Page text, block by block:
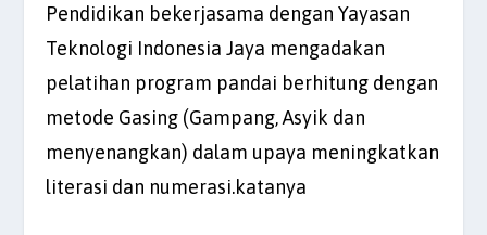
Pendidikan bekerjasama dengan Yayasan
Teknologi Indonesia Jaya mengadakan
pelatihan program pandai berhitung dengan
metode Gasing (Gampang, Asyik dan
menyenangkan) dalam upaya meningkatkan
literasi dan numerasi.katanya